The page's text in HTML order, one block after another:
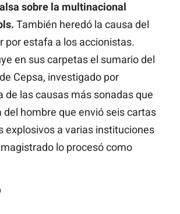
sobre la multinacional
También heredó la causa del
por estafa a los accionistas.
en sus carpetas el sumario del
Cepsa, investigado por
de las causas más sonadas que
del hombre que envió seis cartas
explosivos a varias instituciones
lo procesó como